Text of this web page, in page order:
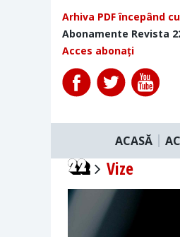
Arhiva PDF începând
Abonamente Revista
Acces abonați
ACASĂ
Vize